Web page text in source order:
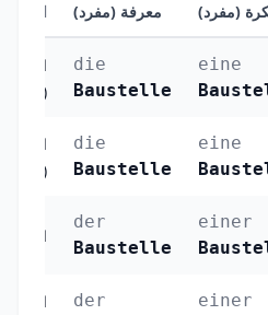
الحالة معرفة (مفرد) (مفرد)
الرفع
(Nominativ)
die
Baustelle
eine
النصب
(Akkusativ)
die
Baustelle
eine
الجر (Dativ)
der
Baustelle
einer
الإضافة
der
einer